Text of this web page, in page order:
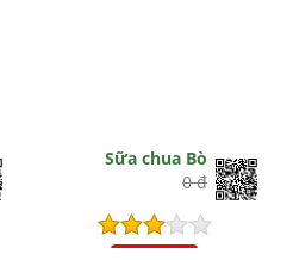
Sữa chua Bò
0 đ